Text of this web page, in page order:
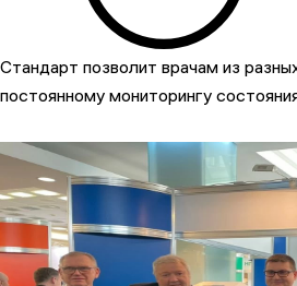
Стандарт позволит врачам из
постоянному мониторингу